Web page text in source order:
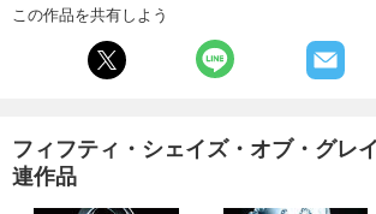
この作品を共有しよう
フィフティ・シェイズ・オブ・グレ
連作品